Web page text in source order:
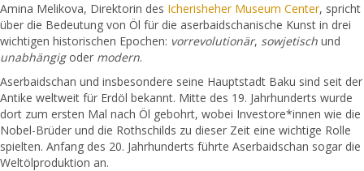
Amina Melikova, Direktorin des Icherisheher Museum Center, spricht
über die Bedeutung von Öl für die aserbaidschanische Kunst in drei
wichtigen historischen Epochen: vorrevolutionär, sowjetisch und
unabhängig oder modern.
Aserbaidschan und insbesondere seine Hauptstadt Baku sind seit der
Antike weltweit für Erdöl bekannt. Mitte des 19. Jahrhunderts wurde
dort zum ersten Mal nach Öl gebohrt, wobei Investore*innen wie die
Nobel-Brüder und die Rothschilds zu dieser Zeit eine wichtige Rolle
spielten. Anfang des 20. Jahrhunderts führte Aserbaidschan sogar die
Weltölproduktion an.